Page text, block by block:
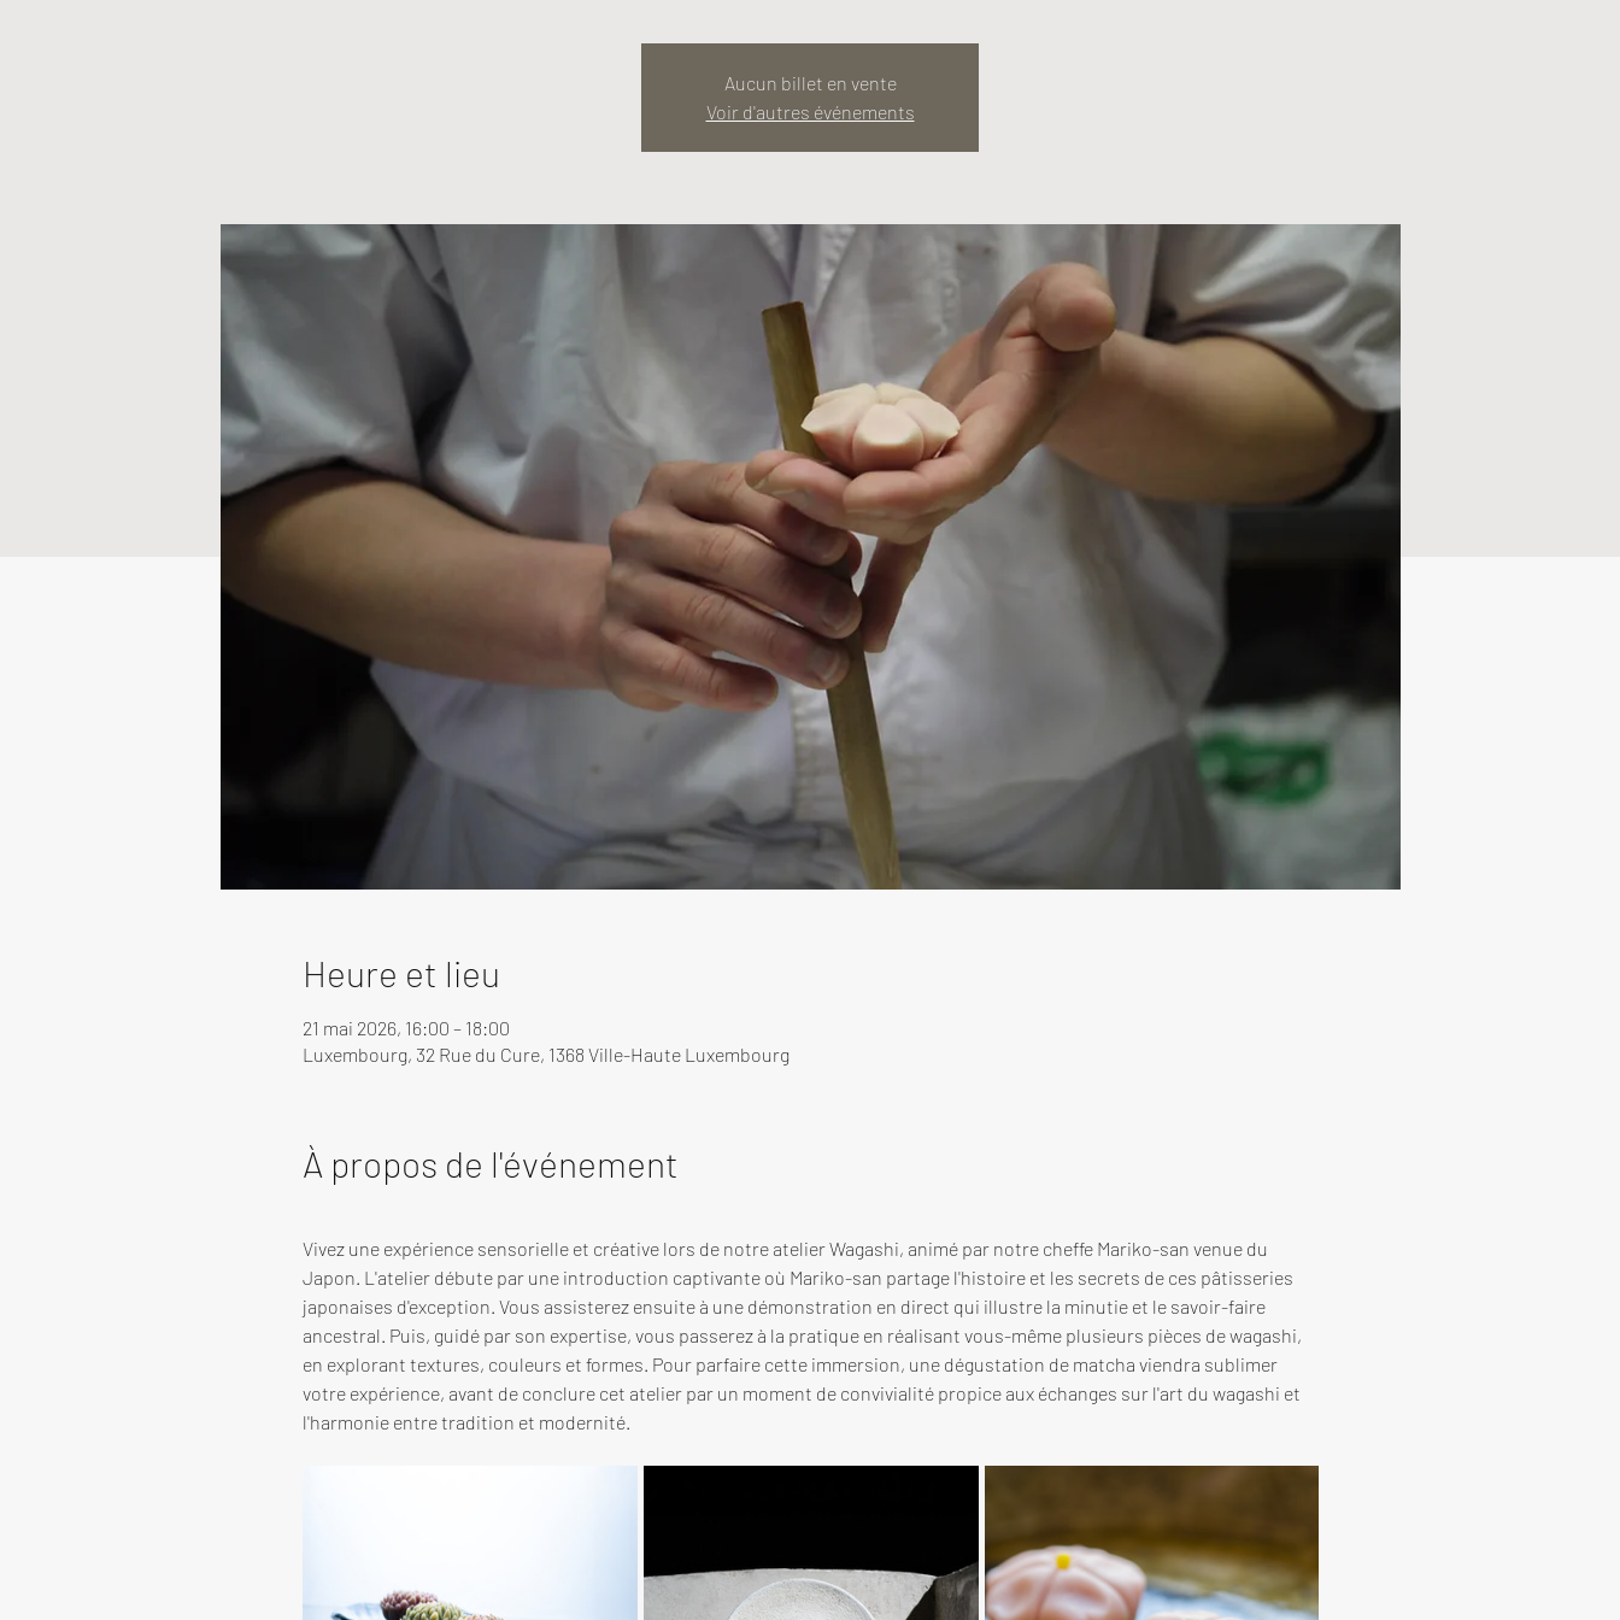
Aucun billet en vente
Voir d'autres événements
Heure et lieu
21 mai 2026, 16:00 – 18:00
Luxembourg, 32 Rue du Cure, 1368 Ville-Haute Luxembourg
À propos de l'événement
Vivez une expérience sensorielle et créative lors de notre atelier Wagashi, animé par notre cheffe Mariko-san venue du
Japon. L'atelier débute par une introduction captivante où Mariko-san partage l'histoire et les secrets de ces pâtisseries
japonaises d'exception. Vous assisterez ensuite à une démonstration en direct qui illustre la minutie et le savoir-faire
ancestral. Puis, guidé par son expertise, vous passerez à la pratique en réalisant vous-même plusieurs pièces de wagashi,
en explorant textures, couleurs et formes. Pour parfaire cette immersion, une dégustation de matcha viendra sublimer
votre expérience, avant de conclure cet atelier par un moment de convivialité propice aux échanges sur l'art du wagashi et
l'harmonie entre tradition et modernité.